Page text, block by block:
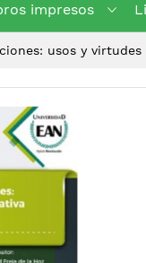
impresos
usos y